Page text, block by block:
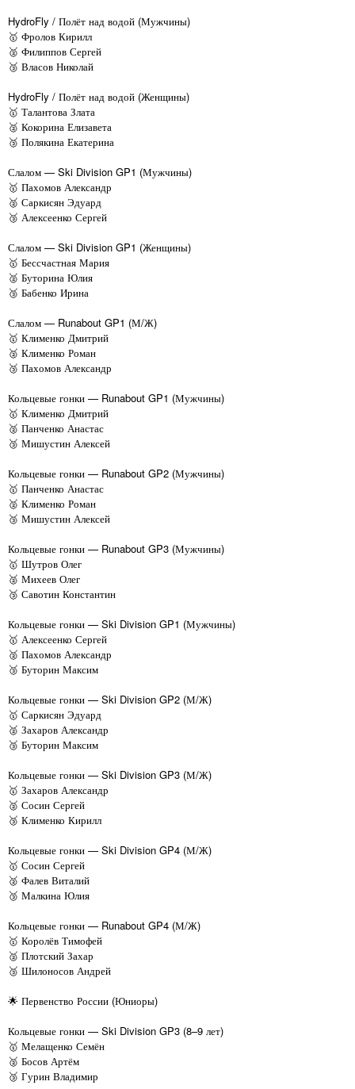
HydroFly / Полёт над водой (Мужчины)
🥇 Фролов Кирилл
🥈 Филиппов Сергей
🥉 Власов Николай
HydroFly / Полёт над водой (Женщины)
🥇 Талантова Злата
🥈 Кокорина Елизавета
🥉 Полякина Екатерина
Слалом — Ski Division GP1 (Мужчины)
🥇 Пахомов Александр
🥈 Саркисян Эдуард
🥉 Алексеенко Сергей
Слалом — Ski Division GP1 (Женщины)
🥇 Бессчастная Мария
🥈 Буторина Юлия
🥉 Бабенко Ирина
Слалом — Runabout GP1 (М/Ж)
🥇 Клименко Дмитрий
🥈 Клименко Роман
🥉 Пахомов Александр
Кольцевые гонки — Runabout GP1 (Мужчины)
🥇 Клименко Дмитрий
🥈 Панченко Анастас
🥉 Мишустин Алексей
Кольцевые гонки — Runabout GP2 (Мужчины)
🥇 Панченко Анастас
🥈 Клименко Роман
🥉 Мишустин Алексей
Кольцевые гонки — Runabout GP3 (Мужчины)
🥇 Шутров Олег
🥈 Михеев Олег
🥉 Савотин Константин
Кольцевые гонки — Ski Division GP1 (Мужчины)
🥇 Алексеенко Сергей
🥈 Пахомов Александр
🥉 Буторин Максим
Кольцевые гонки — Ski Division GP2 (М/Ж)
🥇 Саркисян Эдуард
🥈 Захаров Александр
🥉 Буторин Максим
Кольцевые гонки — Ski Division GP3 (М/Ж)
🥇 Захаров Александр
🥈 Сосин Сергей
🥉 Клименко Кирилл
Кольцевые гонки — Ski Division GP4 (М/Ж)
🥇 Сосин Сергей
🥈 Фалев Виталий
🥉 Малкина Юлия
Кольцевые гонки — Runabout GP4 (М/Ж)
🥇 Королёв Тимофей
🥈 Плотский Захар
🥉 Шилоносов Андрей
🌟 Первенство России (Юниоры)
Кольцевые гонки — Ski Division GP3 (8–9 лет)
🥇 Мелащенко Семён
🥈 Босов Артём
🥉 Гурин Владимир